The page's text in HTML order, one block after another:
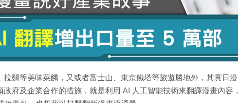
麵等美味菜餚，又或者富士山、東京鐵塔等旅遊勝地外，其實日漫
府及企業合作的措施，就是利用 AI 人工智能技術來翻譯漫畫內容，